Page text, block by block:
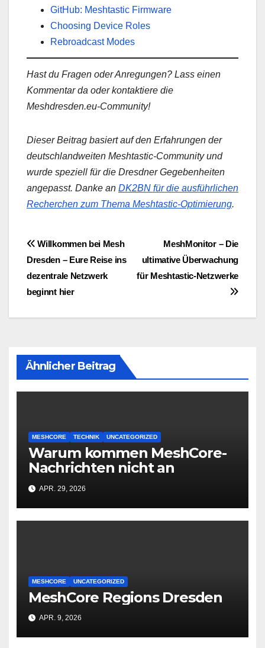
GitHub: Meshtastic Firmware
Choosing Device Roles
Rebroadcast Modes
Hast du Fragen oder Anregungen? Lass einen
Kommentar da oder kontaktiere die
Meshdresden.eu-Community!
Dieser Beitrag basiert auf den Erfahrungen der
deutschlandweiten Meshtastic-Community und
wurde speziell für die Dresdner Gegebenheiten
angepasst. Danke an DK2BN für die ausführlichen
Recherchen zum Thema Meshtastic-Optimierung.
BeitragsnavigationMeshMonitor – Die
ultimative Überwachung
für Meshtastic-Netzwerke
Willkommen bei Mesh
Dresden – Eure Reise ins
dezentrale Netzwerk
beginnt hier
Ähnlicher Beitrag
MESHCORE TECHNIK UNCATEGORIZED
Warum kommen MeshCore-
Nachrichten nicht an
APR. 29, 2026
MESHCORE UNCATEGORIZED
MeshCore Regions Dresden
APR. 9, 2026